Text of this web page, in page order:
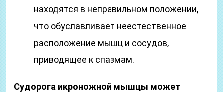
находятся в неправильном положении,
что обуславливает неестественное
расположение мышц и сосудов,
приводящее к спазмам.
Судорога икроножной мышцы может